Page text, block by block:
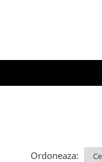
Ordoneaza: